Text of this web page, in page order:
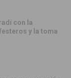
con la
y la toma